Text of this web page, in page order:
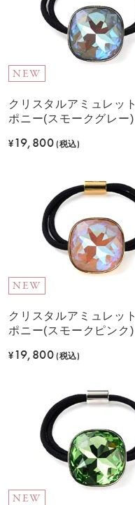
NEW
クリスタルアミュレット
ポニー(スモークグレー)
¥ 19,800(税込)
NEW
クリスタルアミュレット
ポニー(スモークピンク)
¥ 19,800(税込)
NEW